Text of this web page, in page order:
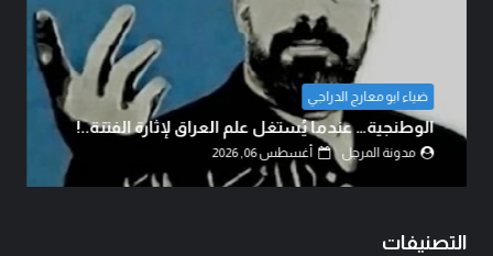
ضياء ابو معارج الدراجي
الوطنجية… عندما يُستغل علم العراق لإثارة الفتنة..!
مدونة المرجل أغسطس 06, 2026
التصنيفات